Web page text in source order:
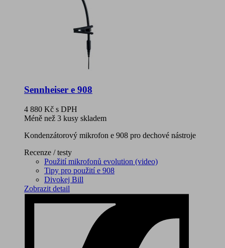
Sennheiser e 908
4 880 Kč s DPH
Méně než 3 kusy skladem
Kondenzátorový mikrofon e 908 pro dechové nástroje
Recenze / testy
Použití mikrofonů evolution (video)
Tipy pro použití e 908
Divokej Bill
Zobrazit detail